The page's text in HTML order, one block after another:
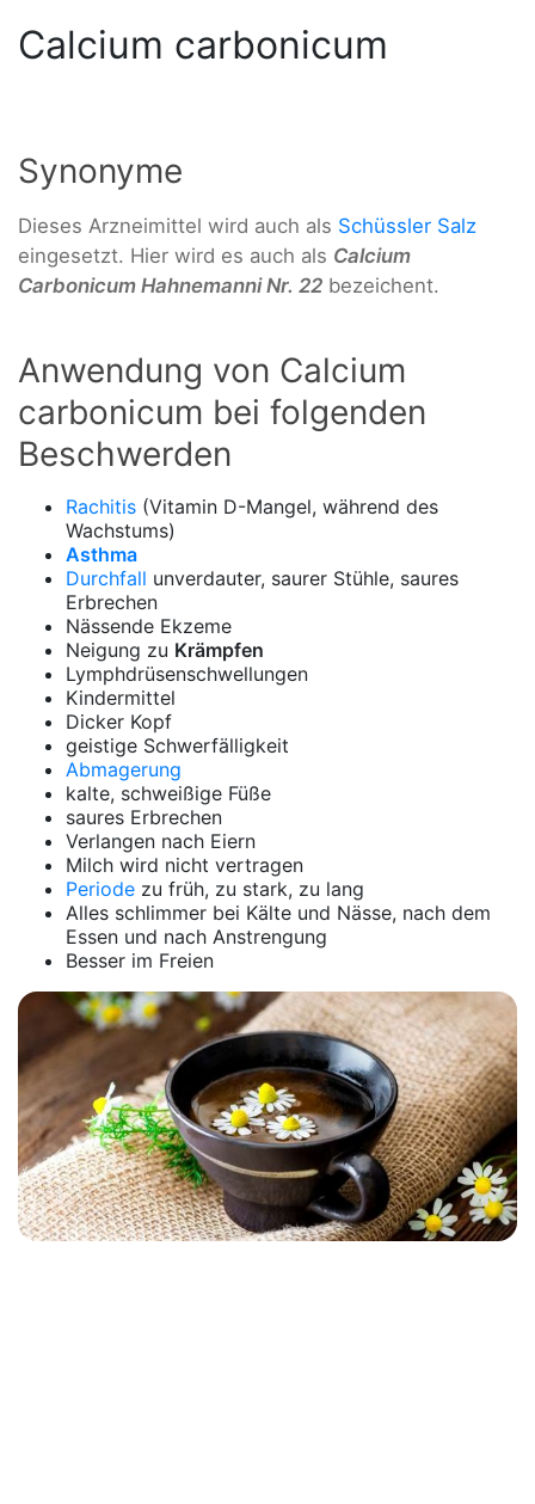
Calcium carbonicum
Synonyme
Dieses Arzneimittel wird auch als Schüssler Salz
eingesetzt. Hier wird es auch als Calcium
Carbonicum Hahnemanni Nr. 22 bezeichent.
Anwendung von Calcium
carbonicum bei folgenden
Beschwerden
Rachitis (Vitamin D-Mangel, während des
Wachstums)
Asthma
Durchfall unverdauter, saurer Stühle, saures
Erbrechen
Nässende Ekzeme
Neigung zu Krämpfen
Lymphdrüsenschwellungen
Kindermittel
Dicker Kopf
geistige Schwerfälligkeit
Abmagerung
kalte, schweißige Füße
saures Erbrechen
Verlangen nach Eiern
Milch wird nicht vertragen
Periode zu früh, zu stark, zu lang
Alles schlimmer bei Kälte und Nässe, nach dem
Essen und nach Anstrengung
Besser im Freien